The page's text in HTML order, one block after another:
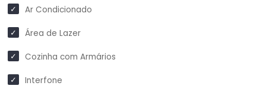
Ar Condicionado
Área de Lazer
Cozinha com Armários
Interfone